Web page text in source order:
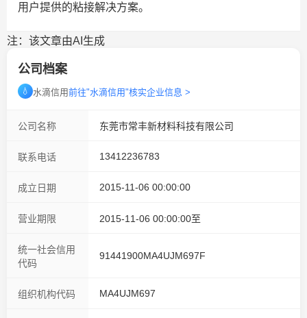
用户提供的粘接解决方案。
注：该文章由AI生成
公司档案
💧 水滴信用前往"水滴信用"核实企业信息 >
公司名称 东莞市常丰新材料科技有限公司
联系电话 13412236783
成立日期 2015-11-06 00:00:00
营业期限 2015-11-06 00:00:00至
统一社会信用
代码
91441900MA4UJM697F
组织机构代码 MA4UJM697